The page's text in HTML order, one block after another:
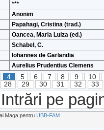
***
Anonim
Papahagi, Cristina (trad.)
Oancea, Maria Luiza (ed.)
Schabel, C.
Iohannes de Garlandia
Aurelius Prudentius Clemens
4 5 6 7 8 9
10
28 29 30 31 32 33
Intrări pe
Maga pentru UBB-FAM